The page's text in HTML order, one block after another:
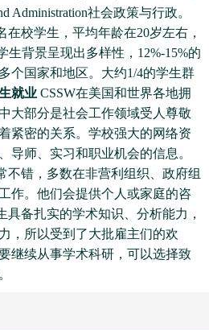
Administration社会政策与行政。
在校学生，平均年龄在20岁左右，
生背景呈现出多样性，12%-15%的
个国家和地区。大约1/4的学生群
就业 CSSW在美国和世界各地拥
大部分是社会工作领域受人尊敬
紧密的关系。学校强大的网络资
导师、实习和职业机会的信息。
不错，多数在非营利组织、政府组
作。他们会提供个人或家庭的咨
具备扎实的学术知识、分析能力，
，所以受到了大批雇主们的欢
继续从事学术科研，可以选择致